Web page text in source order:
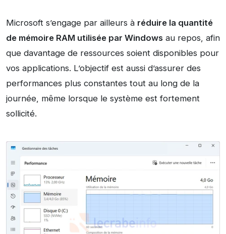
Microsoft s’engage par ailleurs à réduire la quantité
de mémoire RAM utilisée par Windows au repos, afin
que davantage de ressources soient disponibles pour
vos applications. L’objectif est aussi d’assurer des
performances plus constantes tout au long de la
journée, même lorsque le système est fortement
sollicité.